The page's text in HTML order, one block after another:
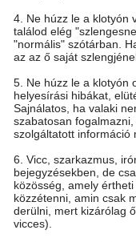
4. Ne húzz le a klotyón
találod elég
"normális" szótárban.
az az ő saját
5. Ne húzz le a klotyón
helyesírási hibákat,
Sajnálatos, ha valaki
szabatosan
szolgáltatott információ
6. Vicc, szarkazmus,
bejegyzésekben, de
közösség, amely
közzétenni, amin csak
derülni, mert kizárólag
vicces).